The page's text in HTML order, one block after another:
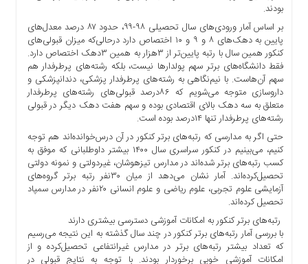
درباره
بودند.
بر اساس آمار ورودی‌های سال تحصیلی ۹۸-۹۹، حدود ۸۷ درصد معدل‌های
پایین به دهک‌های ۸ و ۹ و ۱۰ اختصاص دارد درحالی‌که میزان قبولی‌های
کنکور همین سال با رتبه پایین‌تر از ۳هزار به همین ۳دهک اختصاص دارد.
فقط دانشگاه‌های برتر سهم پولدارها نیست، بلکه رشته‌های پرطرفدار هم
سهم آن‌هاست. با نیم‌نگاهی به رشته‌های پرطرفدار پزشکی، دندانپزشکی و
داروسازی متوجه می‌شویم که ۸۶درصد قبولی‌های رشته‌های پرطرفدار
متعلق به سه دهک بالای اقتصادی بوده و سهم هفت دهک دیگر در قبولی
رشته‌های پرطرفدار تنها ۱۴درصد بوده است.
حتی اگر به مدارسی که رتبه‌های برتر کنکور در آن درس‌خوانده‌اند هم توجه
کنیم، می‌بینیم در کنکور سراسری سال ۱۴۰۰ بیشتر داوطلبانی که موفق به
کسب رتبه‌های برتر شده‌اند در مدارس تیزهوشان، غیردولتی و نمونه دولتی
تحصیل‌کرده‌اند. آمار نشان می‌دهد از میان ۳۰نفر رتبه برتر گروه‌های
آزمایشی علوم تجربی، علوم ریاضی و علوم انسانی ۲۰نفر در مدارس سمپاد
تحصیل کرده‌اند.
رتبه‌های برتر کنکور به امکانات آموزشی دسترسی بیشتری دارند
با بررسی آمار رتبه‌های برتر کنکور در چند سال گذشته به این نتیجه می‌رسیم
که تعداد بیشتر رتبه‌های برتر در مدارس غیرانتفاعی تحصیل‌کرده‌ و از
امکانات آموزشی خوبی برخوردار بودند. با توجه به نتایج قبولی در